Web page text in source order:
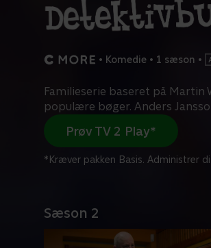
• Komedie • 1 sæson •
Familieserie baseret på Martin
populære bøger. Anders
Prøv TV 2 Play*
*Kræver pakken Basis. Administrer
Sæson 2